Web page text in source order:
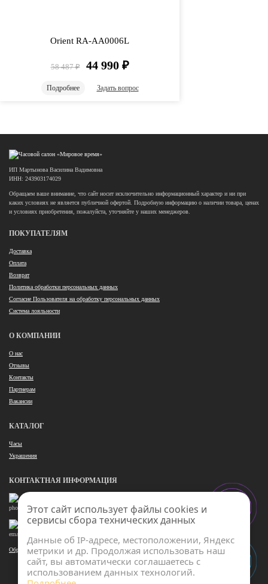
Orient RA-AA0006L
58 487 ₽ 44 990 ₽
Подробнее Задать вопрос
ИП Мартынова Василина Вадимовна
ИНН: 243903174029
Обращаем ваше внимание, что сайт носит исключительно информационный характер и ни при
каких условиях не является публичной офертой. Подробную информацию о наличии товара, ценах
и условиях приобретения, пожалуйста, уточняйте у наших менеджеров.
ПОКУПАТЕЛЯМ
Доставка
Оплата
Возврат
Политика обработки персональных данных
Согласие Пользователя на обработку персональных данных
Система лояльности
О КОМПАНИИ
О нас
Отзывы
Контакты
Партнерам
Вакансии
КАТАЛОГ
Часы
Украшения
КОНТАКТНАЯ ИНФОРМАЦИЯ
+7 920 620 00 90
Обратный звонок
Этот сайт использует файлы cookies и
сервисы сбора технических данных
Данные об IP-адресе, местоположении, Яндекс
метрики и др. Продолжая использовать наш
сайт, вы автоматически соглашаетесь с
использованием данных технологий.